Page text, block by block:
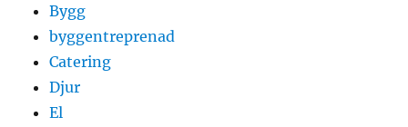
Bygg
byggentreprenad
Catering
Djur
El